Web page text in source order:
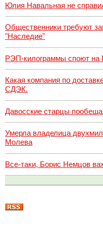
Юлия Навальная не
Общественники требуют
"Наследие"
РЭП-килограммы споют на
Какая компания по
СДЭК.
Давосские старцы
Умерла владелица
Молева
Все-таки, Борис Немцов